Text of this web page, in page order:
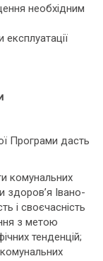
необхідним
Програми дасть
комунальних
здоров’я Івано-
і своєчасність
з метою
тенденцій;